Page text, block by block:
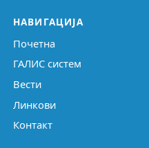
НАВИГАЦИЈА
Почетна
ГАЛИС систем
Вести
Линкови
Контакт